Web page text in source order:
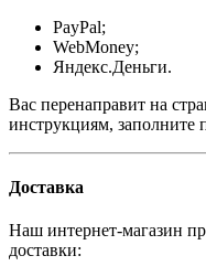
PayPal;
WebMoney;
Яндекс.Деньги.
Вас перенаправит на
инструкциям, заполните
Доставка
Наш интернет-магазин
доставки: